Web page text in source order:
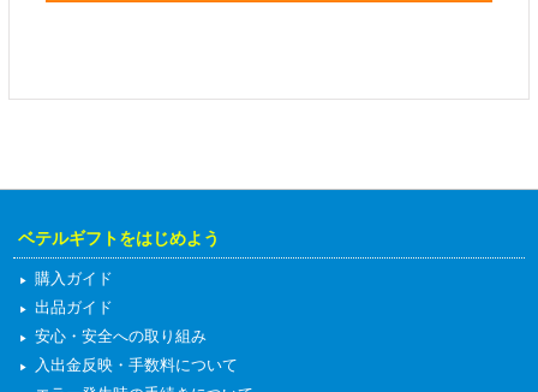
ベテルギフトをはじめよう
購入ガイド
出品ガイド
安心・安全への取り組み
入出金反映・手数料について